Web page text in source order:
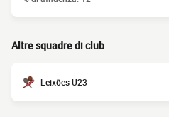
Altre squadre di club
Leixões U23